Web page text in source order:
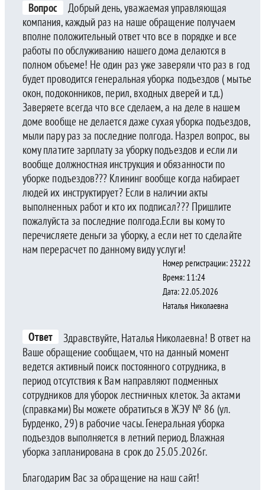
Вопрос
Добрый день, уважаемая управляющая
компания, каждый раз на наше обращение получаем
вполне положительный ответ что все в порядке и все
работы по обслуживанию нашего дома делаются в
полном объеме! Не один раз уже заверяли что раз в год
будет проводится генеральная уборка подъездов ( мытье
окон, подоконников, перил, входных дверей и т.д.)
Заверяете всегда что все сделаем, а на деле в нашем
доме вообще не делается даже сухая уборка подъездов,
мыли пару раз за последние полгода. Назрел вопрос, вы
кому платите зарплату за уборку подъездов и если ли
вообще должностная инструкция и обязанности по
уборке подъездов??? Клининг вообще когда набирает
людей их инструктирует? Если в наличии акты
выполненных работ и кто их подписал??? Пришлите
пожалуйста за последние полгода.Если вы кому то
перечисляете деньги за уборку, а если нет то сделайте
нам перерасчет по данному виду услуги!
Номер регистрации: 23222
Время: 11:24
Дата: 22.05.2026
Наталья Николаевна
Ответ
Здравствуйте, Наталья Николаевна! В ответ на
Ваше обращение сообщаем, что на данный момент
ведется активный поиск постоянного сотрудника, в
период отсутствия к Вам направляют подменных
сотрудников для уборок лестничных клеток. За актами
(справками) Вы можете обратиться в ЖЭУ № 86 (ул.
Бурденко, 29) в рабочие часы. Генеральная уборка
подъездов выполняется в летний период. Влажная
уборка запланирована в срок до 25.05.2026г.
Благодарим Вас за обращение на наш сайт!